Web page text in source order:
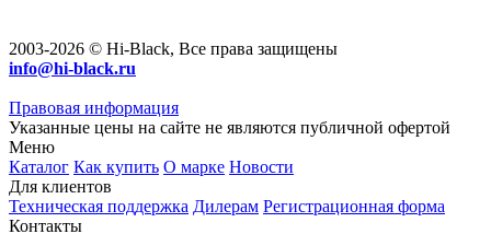
2003-2026 © Hi-Black, Все права защищены
info@hi-black.ru
Правовая информация
Указанные цены на сайте не являются публичной офертой
Меню
Каталог Как купить О марке Новости
Для клиентов
Техническая поддержка Дилерам Регистрационная форма
Контакты